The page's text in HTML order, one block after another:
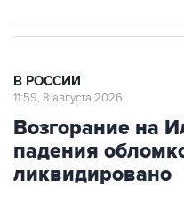
В РОССИИ
11:59, 8 августа 2026
Возгорание на
падения
ликвидировано